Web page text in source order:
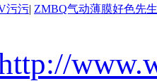
污污| ZMBQ气动薄膜好色先